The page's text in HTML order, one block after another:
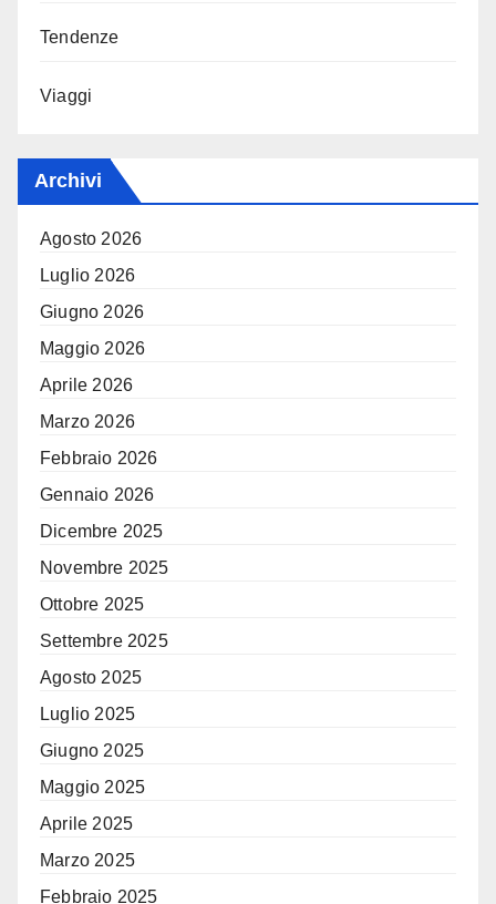
Tendenze
Viaggi
Archivi
Agosto 2026
Luglio 2026
Giugno 2026
Maggio 2026
Aprile 2026
Marzo 2026
Febbraio 2026
Gennaio 2026
Dicembre 2025
Novembre 2025
Ottobre 2025
Settembre 2025
Agosto 2025
Luglio 2025
Giugno 2025
Maggio 2025
Aprile 2025
Marzo 2025
Febbraio 2025